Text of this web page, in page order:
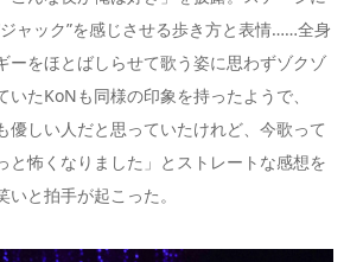
ャック”を感じさせる歩き方と表情……全身
ーをほとばしらせて歌う姿に思わずゾクゾ
たKoNも同様の印象を持ったようで、
優しい人だと思っていたけれど、今歌って
と怖くなりました」とストレートな感想を
と拍手が起こった。